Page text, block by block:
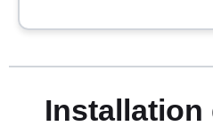
Installation